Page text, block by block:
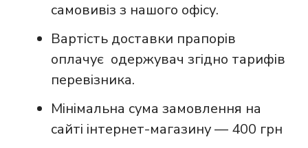
самовивіз з нашого офісу.
Вартість доставки прапорів
оплачує одержувач згідно тарифів
перевізника.
Мінімальна сума замовлення на
сайті інтернет-магазину — 400 грн